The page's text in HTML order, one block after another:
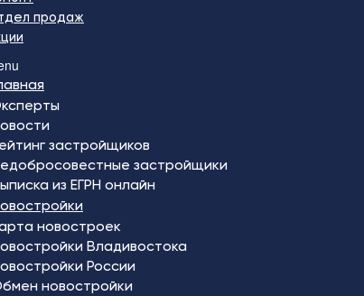
продаж
застройщиков
застройщики
из ЕГРН онлайн
новостроек
Владивостока
России
новостройки